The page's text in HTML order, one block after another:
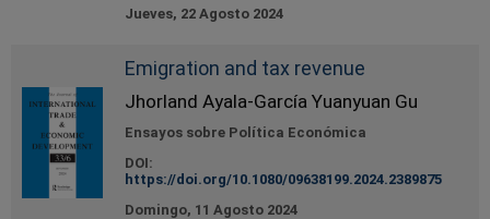
Jueves, 22 Agosto 2024
Emigration and tax revenue
Jhorland Ayala-García Yuanyuan Gu
Ensayos sobre Política Económica
DOI:
https://doi.org/10.1080/09638199.2024.2389875
Domingo, 11 Agosto 2024